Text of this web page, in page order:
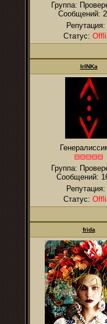
Группа:
Сообщений:
Репутация:
Статус:
IrINKa
Группа:
Сообщений:
Репутация:
Статус:
frida